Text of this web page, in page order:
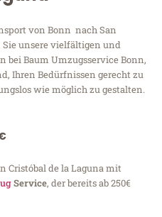
von Bonn nach San
Sie unsere vielfältigen und
Baum Umzugsservice Bonn,
Ihren Bedürfnissen gerecht zu
wie möglich zu gestalten.
Cristóbal de la Laguna mit
Service, der bereits ab 250€